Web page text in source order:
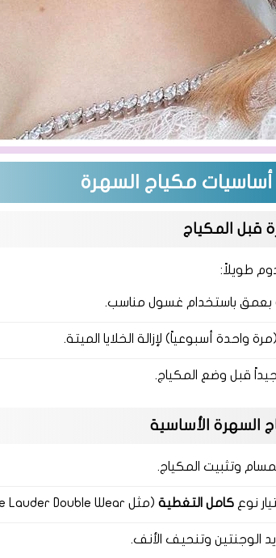
أساسيات مكياج السهرة
طويلاً:
بعمق باستخدام غسول مناسب.
(مرة واحدة أسبوعياً) لإزالة الخلايا الميتة.
جيداً قبل وضع المكياج.
وتثبيت المكياج.
نوع كامل التغطية (مثل Estée Lauder Double Wear).
الوجنتين وتنحيف الأنف.